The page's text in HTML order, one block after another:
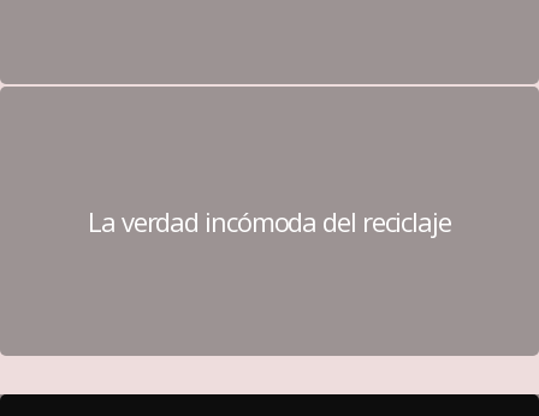
La verdad incómoda del reciclaje